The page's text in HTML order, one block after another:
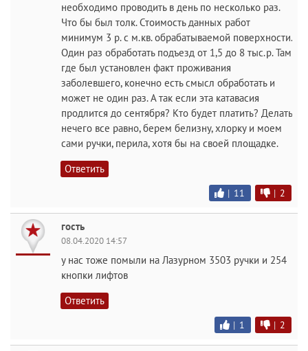
необходимо проводить в день по несколько раз.
Что бы был толк. Стоимость данных работ
минимум 3 р. с м.кв. обрабатываемой поверхности.
Один раз обработать подъезд от 1,5 до 8 тыс.р. Там
где был установлен факт проживания
заболевшего, конечно есть смысл обработать и
может не один раз. А так если эта катавасия
продлится до сентября? Кто будет платить? Делать
нечего все равно, берем белизну, хлорку и моем
сами ручки, перила, хотя бы на своей площадке.
Ответить
| 11 | 2
гость
08.04.2020 14:57
у нас тоже помыли на Лазурном 3503 ручки и 254
кнопки лифтов
Ответить
| 1 | 2